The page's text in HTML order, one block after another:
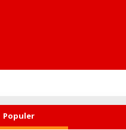
Populer